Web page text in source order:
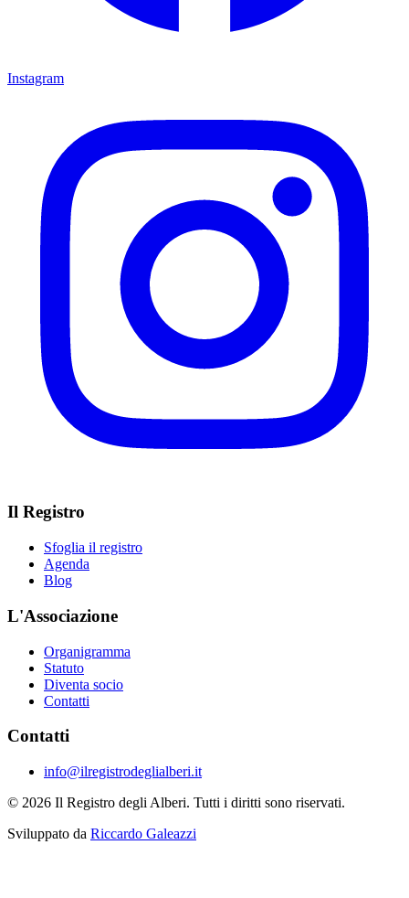
Instagram
Il Registro
Sfoglia il registro
Agenda
Blog
L'Associazione
Organigramma
Statuto
Diventa socio
Contatti
Contatti
info@ilregistrodeglialberi.it
© 2026 Il Registro degli Alberi. Tutti i diritti sono riservati.
Sviluppato da Riccardo Galeazzi